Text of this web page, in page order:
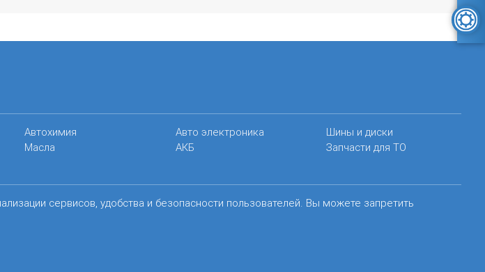
Автохимия
Масла
Авто электроника
АКБ
Шины и диски
Запчасти для ТО
сервисов, удобства и безопасности пользователей. Вы можете запретить